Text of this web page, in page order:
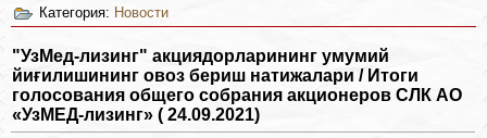
Категория: Новости
"УзМед-лизинг" акциядорларининг умумий
йиғилишининг овоз бериш натижалари / Итоги
голосования общего собрания акционеров СЛК АО
«УзМЕД-лизинг» ( 24.09.2021)